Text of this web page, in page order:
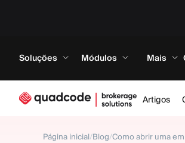
Soluções Módulos Mais
Artigos
Página inicial/Blog/Como abrir uma